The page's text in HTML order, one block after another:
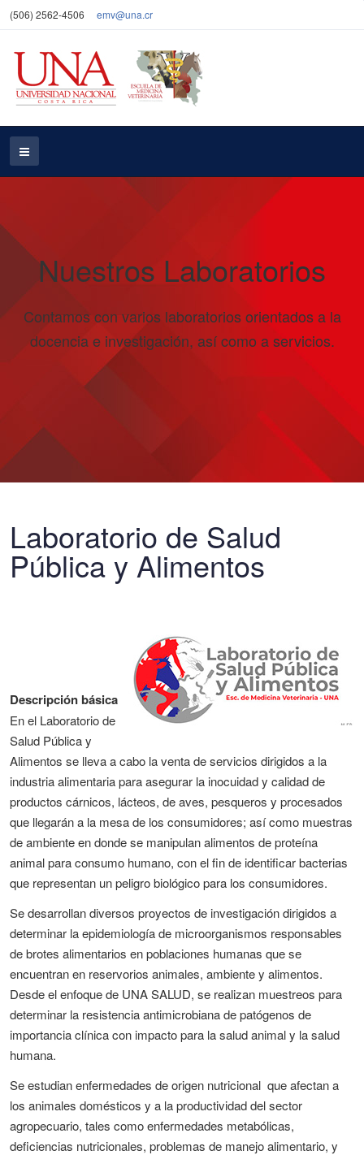
(506) 2562-4506 emv@una.cr
Nuestros Laboratorios
Contamos con varios laboratorios orientados a la
docencia e investigación, así como a servicios.
Laboratorio de Salud
Pública y Alimentos
Descripción básica
En el Laboratorio de
Salud Pública y
Alimentos se lleva a cabo la venta de servicios dirigidos a la
industria alimentaria para asegurar la inocuidad y calidad de
productos cárnicos, lácteos, de aves, pesqueros y procesados
que llegarán a la mesa de los consumidores; así como muestras
de ambiente en donde se manipulan alimentos de proteína
animal para consumo humano, con el fin de identificar bacterias
que representan un peligro biológico para los consumidores.
Se desarrollan diversos proyectos de investigación dirigidos a
determinar la epidemiología de microorganismos responsables
de brotes alimentarios en poblaciones humanas que se
encuentran en reservorios animales, ambiente y alimentos.
Desde el enfoque de UNA SALUD, se realizan muestreos para
determinar la resistencia antimicrobiana de patógenos de
importancia clínica con impacto para la salud animal y la salud
humana.
Se estudian enfermedades de origen nutricional que afectan a
los animales domésticos y a la productividad del sector
agropecuario, tales como enfermedades metabólicas,
deficiencias nutricionales, problemas de manejo alimentario, y